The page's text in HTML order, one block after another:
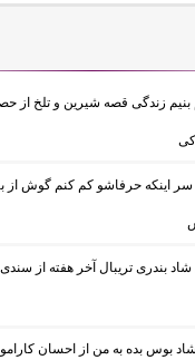
بنیم زندگی قصه شیرین و تلخ از
سر اینکه حرفاشو کم کنم گوش
بندری تریبال آخر هفته از
شاد بوس بده به من از احسان